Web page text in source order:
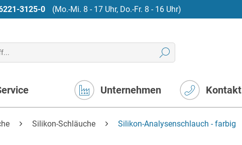
3125-0 (Mo.-Mi. 8 - 17 Uhr, Do.-Fr. 8 - 16 Uhr)
Unternehmen Kontakt
Silikon-Schläuche Silikon-Analysenschlauch - farbig